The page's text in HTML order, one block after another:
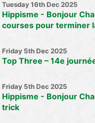
Tuesday 16th Dec 2025
Hippisme - Bonjour
courses pour terminer
Friday 5th Dec 2025
Top Three – 14e
Friday 5th Dec 2025
Hippisme - Bonjour
trick